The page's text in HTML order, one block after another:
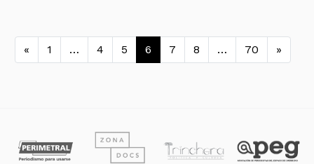
Navegación de entradas
« 1 … 4 5 6 7 8 … 70 »